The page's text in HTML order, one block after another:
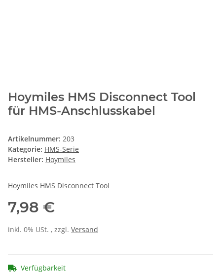
Hoymiles HMS Disconnect Tool
für HMS-Anschlusskabel
Artikelnummer: 203
Kategorie: HMS-Serie
Hersteller: Hoymiles
Hoymiles HMS Disconnect Tool
7,98 €
inkl. 0% USt. , zzgl. Versand
Verfügbarkeit